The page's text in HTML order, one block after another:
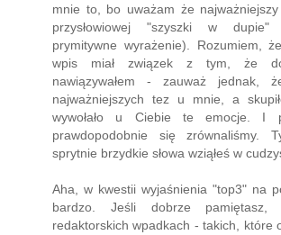
mnie to, bo uważam że
przysłowiowej "szyszki w dupie"
prymitywne wyrażenie). Rozumiem,
wpis miał związek z tym, że
nawiązywałem - zauważ jednak,
najważniejszych tez u mnie, a
wywołało u Ciebie te emocje. I
prawdopodobnie się zrównaliśmy.
sprytnie brzydkie słowa wziąłeś w
Aha, w kwestii wyjaśnienia "top3" na
bardzo. Jeśli dobrze pamiętasz,
redaktorskich wpadkach - takich, które